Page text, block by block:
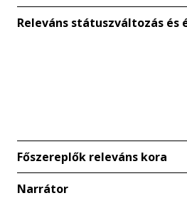
Releváns státuszváltozás és
Főszereplők releváns kora
Narrátor